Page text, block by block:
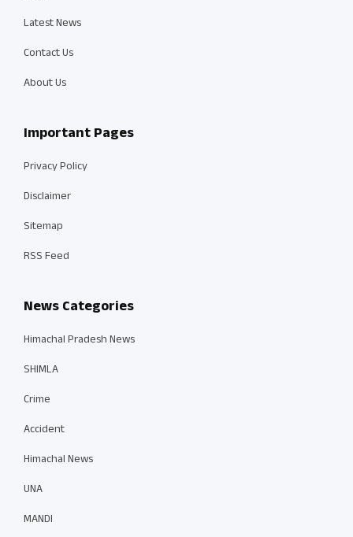
Latest News
Contact Us
About Us
Important Pages
Privacy Policy
Disclaimer
Sitemap
RSS Feed
News Categories
Himachal Pradesh News
SHIMLA
Crime
Accident
Himachal News
UNA
MANDI